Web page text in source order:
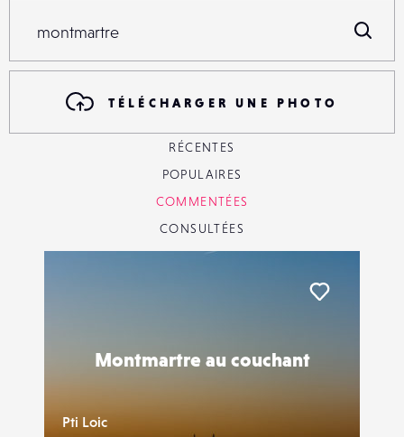
TÉLÉCHARGER UNE PHOTO
RÉCENTES
POPULAIRES
COMMENTÉES
CONSULTÉES
Montmartre au couchant
Pti Loic